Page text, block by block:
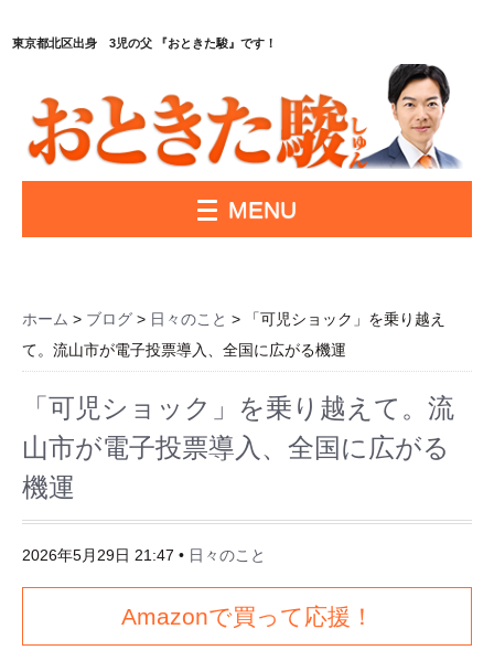
東京都北区出身 3児の父 『おときた駿』です！
MENU
ホーム > ブログ > 日々のこと > 「可児ショック」を乗り越え
て。流山市が電子投票導入、全国に広がる機運
「可児ショック」を乗り越えて。流
山市が電子投票導入、全国に広がる
機運
2026年5月29日 21:47 • 日々のこと
Amazonで買って応援！